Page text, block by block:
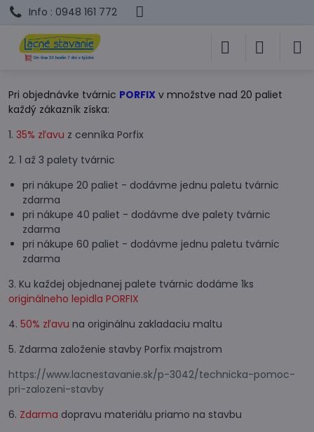
Info : 0948 161 772
Pri objednávke tvárnic PORFIX v množstve nad 20 paliet
každý zákazník získa:
1. 35% zľavu z cenníka Porfix
2. 1 až 3 palety tvárnic
pri nákupe 20 paliet - dodávme jednu paletu tvárnic
zdarma
pri nákupe 40 paliet - dodávme dve palety tvárnic
zdarma
pri nákupe 60 paliet - dodávme jednu paletu tvárnic
zdarma
3. Ku každej objednanej palete tvárnic dodáme 1ks
originálneho lepidla PORFIX
4. 50% zľavu na originálnu zakladaciu maltu
5. Zdarma založenie stavby Porfix majstrom
https://www.lacnestavanie.sk/p-3042/technicka-pomoc-
pri-zalozeni-stavby
6. Zdarma dopravu materiálu priamo na stavbu